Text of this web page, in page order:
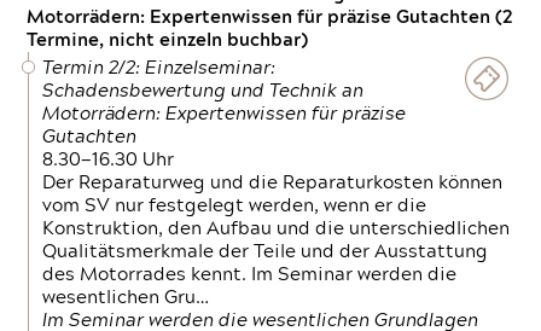
Motorrädern: Expertenwissen für präzise Gutachten (2
Termine, nicht einzeln buchbar)
Termin 2/2: Einzelseminar:
Schadensbewertung und Technik an
Motorrädern: Expertenwissen für präzise
Gutachten
8.30—16.30 Uhr
Der Reparaturweg und die Reparaturkosten können
vom SV nur festgelegt werden, wenn er die
Konstruktion, den Aufbau und die unterschiedlichen
Qualitätsmerkmale der Teile und der Ausstattung
des Motorrades kennt. Im Seminar werden die
wesentlichen Gru…
Im Seminar werden die wesentlichen Grundlagen